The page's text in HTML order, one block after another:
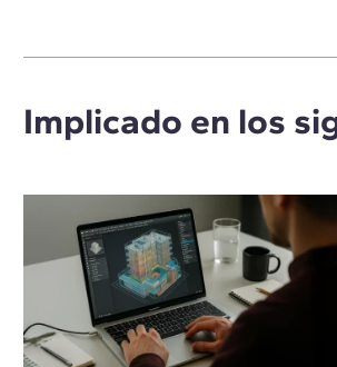
Implicado en los